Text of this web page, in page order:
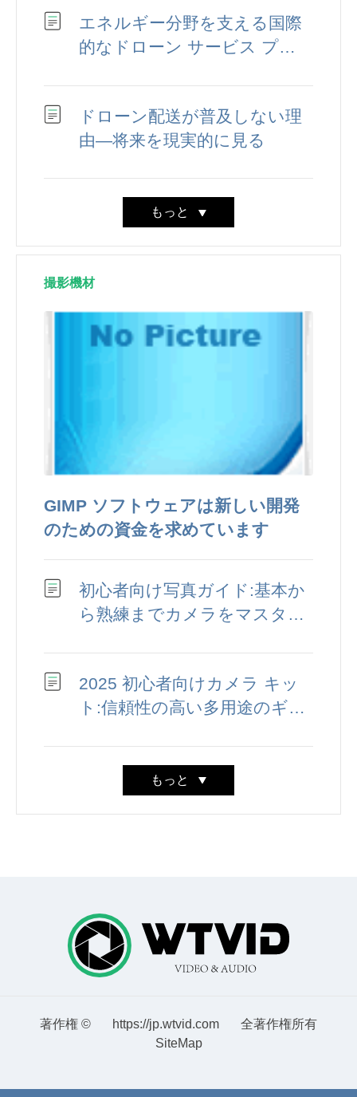
エネルギー分野を支える国際
的なドローン サービス プロ
ドローン配送が普及しない理
由—将来を現実的に見る
もっと
撮影機材
GIMP ソフトウェアは新しい開発
のための資金を求めています
初心者向け写真ガイド:基本か
ら熟練までカメラをマスター
2025 初心者向けカメラ キッ
ト:信頼性の高い多用途のギア
もっと
著作権 © https://jp.wtvid.com
全著作権所有
SiteMap